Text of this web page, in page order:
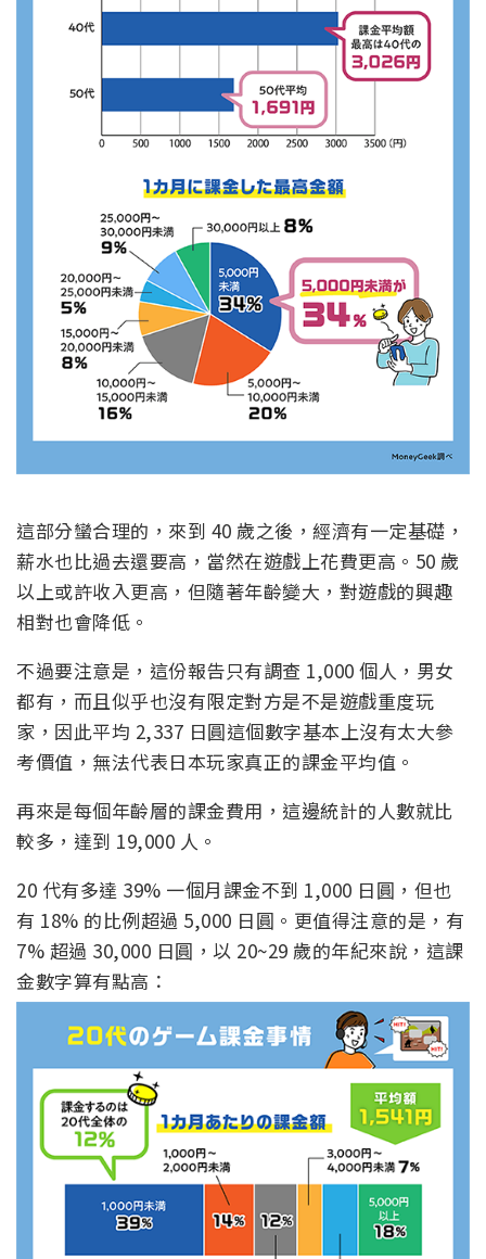
這部分蠻合理的，來到 40 歲之後，經濟有一定基礎，
薪水也比過去還要高，當然在遊戲上花費更高。50 歲
以上或許收入更高，但隨著年齡變大，對遊戲的興趣
相對也會降低。
不過要注意是，這份報告只有調查 1,000 個人，男女
都有，而且似乎也沒有限定對方是不是遊戲重度玩
家，因此平均 2,337 日圓這個數字基本上沒有太大參
考價值，無法代表日本玩家真正的課金平均值。
再來是每個年齡層的課金費用，這邊統計的人數就比
較多，達到 19,000 人。
20 代有多達 39% 一個月課金不到 1,000 日圓，但也
有 18% 的比例超過 5,000 日圓。更值得注意的是，有
7% 超過 30,000 日圓，以 20~29 歲的年紀來說，這課
金數字算有點高：